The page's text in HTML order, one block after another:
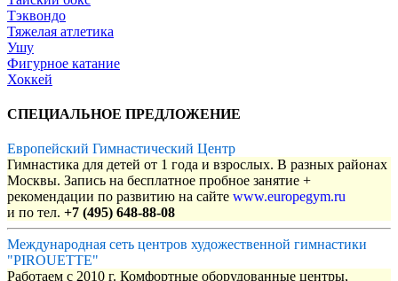
Тэквондо
Тяжелая атлетика
Ушу
Фигурное катание
Хоккей
СПЕЦИАЛЬНОЕ ПРЕДЛОЖЕНИЕ
Европейский Гимнастический Центр
Гимнастика для детей от 1 года и взрослых. В разных районах
Москвы. Запись на бесплатное пробное занятие +
рекомендации по развитию на сайте www.europegym.ru
и по тел. +7 (495) 648-88-08
Международная сеть центров художественной гимнастики
"PIROUETTE"
Работаем с 2010 г. Комфортные оборудованные центры,